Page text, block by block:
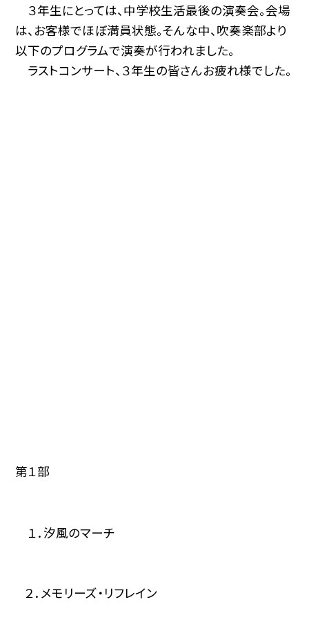
３年生にとっては、中学校生活最後の演奏会。会場
は、お客様でほぼ満員状態。そんな中、吹奏楽部より
以下のプログラムで演奏が行われました。
ラストコンサート、３年生の皆さんお疲れ様でした。
第１部
１．汐風のマーチ
２．メモリーズ・リフレイン